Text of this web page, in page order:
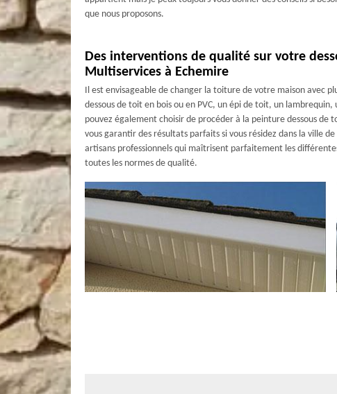
que nous proposons.
Des interventions de qualité sur votre
Multiservices à Echemire
Il est envisageable de changer la toiture de votre maison avec
dessous de toit en bois ou en PVC, un épi de toit, un
pouvez également choisir de procéder à la peinture dessous de
vous garantir des résultats parfaits si vous résidez dans la ville
artisans professionnels qui maîtrisent parfaitement les
toutes les normes de qualité.